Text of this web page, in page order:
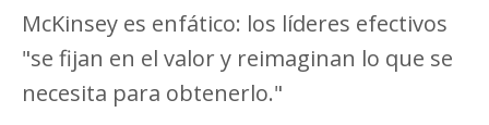
McKinsey es enfático: los líderes efectivos
"se fijan en el valor y reimaginan lo que se
necesita para obtenerlo."